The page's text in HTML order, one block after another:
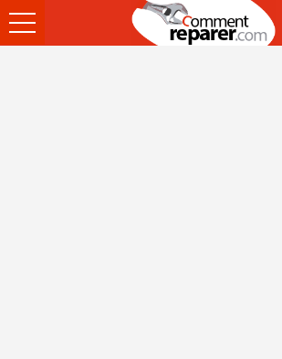
Ouvrir
le